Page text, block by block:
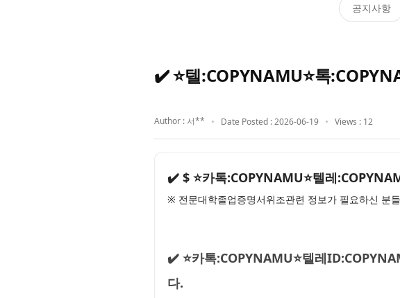
공지사항
✔️ ⭐텔:COPYNAMU⭐톡
Author : 서** Date Posted : 2026-06-19 Views : 12
✔️ $ ⭐카톡:COPYNAMU⭐텔레
※ 전문대학졸업증명서위조관련 정보가 필요하신 분
✔️ ⭐카톡:COPYNAMU⭐텔레
다.